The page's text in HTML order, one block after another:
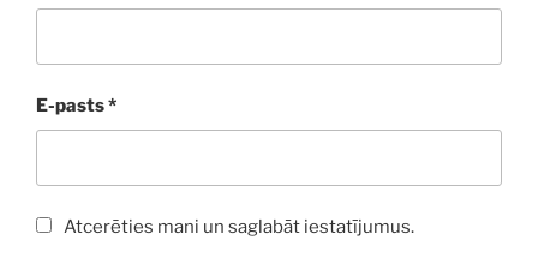
E-pasts*
Atcerēties mani un saglabāt iestatījumus.